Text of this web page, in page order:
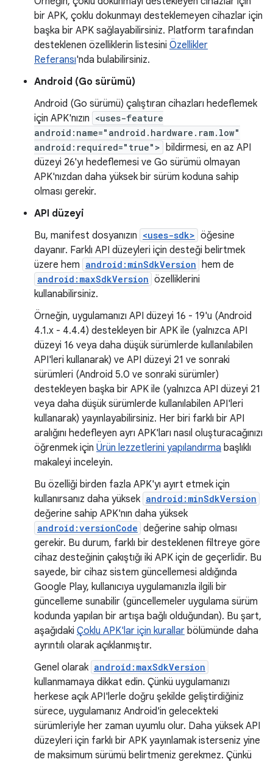
bir APK, çoklu dokunmayı desteklemeyen cihazlar için
başka bir APK sağlayabilirsiniz. Platform tarafından
desteklenen özelliklerin listesini Özellikler
Referansı'nda bulabilirsiniz.
Android (Go sürümü)
Android (Go sürümü) çalıştıran cihazları hedeflemek
için APK'nızın <uses-feature
android:name="android.hardware.ram.low"
android:required="true"> bildirmesi, en az API
düzeyi 26'yı hedeflemesi ve Go sürümü olmayan
APK'nızdan daha yüksek bir sürüm koduna sahip
olması gerekir.
API düzeyi
Bu, manifest dosyanızın <uses-sdk> öğesine
dayanır. Farklı API düzeyleri için desteği belirtmek
üzere hem android:minSdkVersion hem de
android:maxSdkVersion özelliklerini
kullanabilirsiniz.
Örneğin, uygulamanızı API düzeyi 16 - 19'u (Android
4.1.x - 4.4.4) destekleyen bir APK ile (yalnızca API
düzeyi 16 veya daha düşük sürümlerde kullanılabilen
API'leri kullanarak) ve API düzeyi 21 ve sonraki
sürümleri (Android 5.0 ve sonraki sürümler)
destekleyen başka bir APK ile (yalnızca API düzeyi 21
veya daha düşük sürümlerde kullanılabilen API'leri
kullanarak) yayınlayabilirsiniz. Her biri farklı bir API
aralığını hedefleyen ayrı APK'ları nasıl oluşturacağınızı
öğrenmek için Ürün lezzetlerini yapılandırma başlıklı
makaleyi inceleyin.
Bu özelliği birden fazla APK'yı ayırt etmek için
kullanırsanız daha yüksek android:minSdkVersion
değerine sahip APK'nın daha yüksek
android:versionCode değerine sahip olması
gerekir. Bu durum, farklı bir desteklenen filtreye göre
cihaz desteğinin çakıştığı iki APK için de geçerlidir. Bu
sayede, bir cihaz sistem güncellemesi aldığında
Google Play, kullanıcıya uygulamanızla ilgili bir
güncelleme sunabilir (güncellemeler uygulama sürüm
kodunda yapılan bir artışa bağlı olduğundan). Bu şart,
aşağıdaki Çoklu APK'lar için kurallar bölümünde daha
ayrıntılı olarak açıklanmıştır.
Genel olarak android:maxSdkVersion
kullanmamaya dikkat edin. Çünkü uygulamanızı
herkese açık API'lerle doğru şekilde geliştirdiğiniz
sürece, uygulamanız Android'in gelecekteki
sürümleriyle her zaman uyumlu olur. Daha yüksek API
düzeyleri için farklı bir APK yayınlamak isterseniz yine
de maksimum sürümü belirtmeniz gerekmez. Çünkü